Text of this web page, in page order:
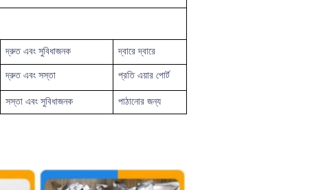
দ্রুত এবং সুবিধাজনক দ্বারে দ্বারে
দ্রুত এবং সস্তা প্রতি এয়ার পোর্ট
সস্তা এবং সুবিধাজনক পাঠানোর জন্য